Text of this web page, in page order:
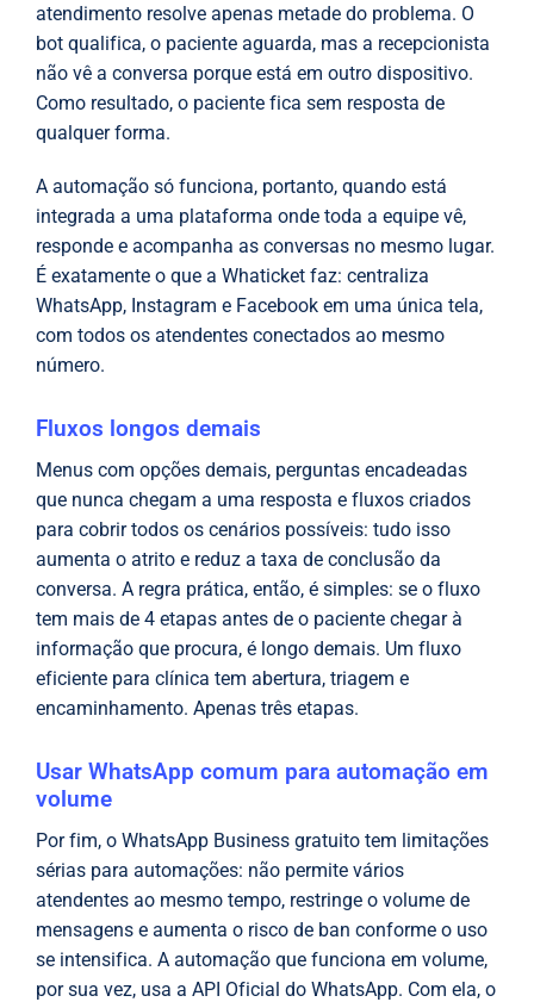
atendimento resolve apenas metade do problema. O
bot qualifica, o paciente aguarda, mas a recepcionista
não vê a conversa porque está em outro dispositivo.
Como resultado, o paciente fica sem resposta de
qualquer forma.
A automação só funciona, portanto, quando está
integrada a uma plataforma onde toda a equipe vê,
responde e acompanha as conversas no mesmo lugar.
É exatamente o que a Whaticket faz: centraliza
WhatsApp, Instagram e Facebook em uma única tela,
com todos os atendentes conectados ao mesmo
número.
Fluxos longos demais
Menus com opções demais, perguntas encadeadas
que nunca chegam a uma resposta e fluxos criados
para cobrir todos os cenários possíveis: tudo isso
aumenta o atrito e reduz a taxa de conclusão da
conversa. A regra prática, então, é simples: se o fluxo
tem mais de 4 etapas antes de o paciente chegar à
informação que procura, é longo demais. Um fluxo
eficiente para clínica tem abertura, triagem e
encaminhamento. Apenas três etapas.
Usar WhatsApp comum para automação em
volume
Por fim, o WhatsApp Business gratuito tem limitações
sérias para automações: não permite vários
atendentes ao mesmo tempo, restringe o volume de
mensagens e aumenta o risco de ban conforme o uso
se intensifica. A automação que funciona em volume,
por sua vez, usa a API Oficial do WhatsApp. Com ela, o